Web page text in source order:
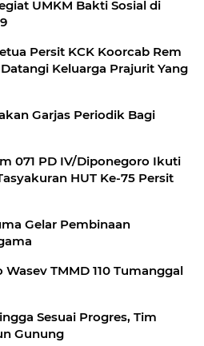
UMKM Bakti Sosial di
Persit KCK Koorcab Rem
Keluarga Prajurit Yang
Garjas Periodik Bagi
071 PD IV/Diponegoro Ikuti
HUT Ke-75 Persit
Gelar Pembinaan
TMMD 110 Tumanggal
Sesuai Progres, Tim
Gunung